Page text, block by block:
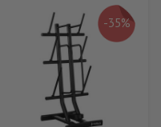
-35%